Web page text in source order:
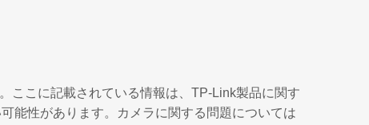
ここに記載されている情報は、TP-Link製品に関す
能性があります。カメラに関する問題については